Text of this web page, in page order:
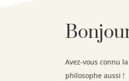
Avez-vous connu
philosophe aussi !